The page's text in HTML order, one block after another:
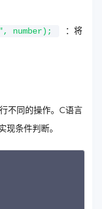
number);
：将
不同的操作。C语言
现条件判断。